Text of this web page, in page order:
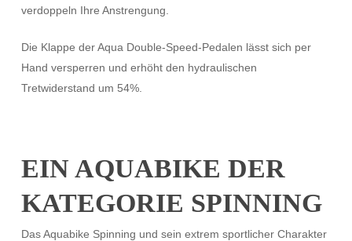
verdoppeln Ihre Anstrengung.
Die Klappe der Aqua Double-Speed-Pedalen lässt sich per
Hand versperren und erhöht den hydraulischen
Tretwiderstand um 54%.
EIN AQUABIKE DER
KATEGORIE SPINNING
Das Aquabike Spinning und sein extrem sportlicher Charakter